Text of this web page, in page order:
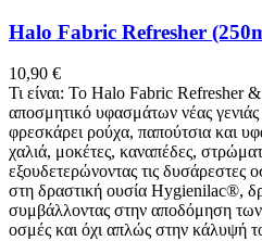
Halo Fabric Refresher
10,90 €
Τι είναι: Το Halo Fabric Refresher
αποσμητικό υφασμάτων νέας
φρεσκάρει ρούχα, παπούτσια και
χαλιά, μοκέτες, καναπέδες,
εξουδετερώνοντας τις δυσάρεστες
στη δραστική ουσία Hygienilac®,
συμβάλλοντας στην αποδόμηση
οσμές και όχι απλώς στην κάλυψή